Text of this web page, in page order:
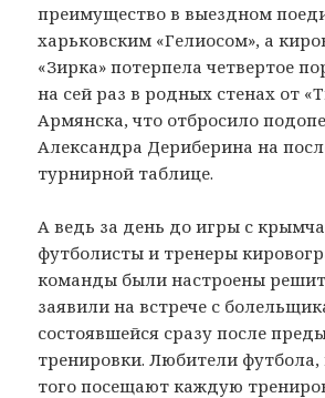
преимущество в выездном
харьковским «Гелиосом», а
«Зирка» потерпела четвертое
на сей раз в родных стенах от
Армянска, что отбросило
Александра Дериберина на
турнирной таблице.
А ведь за день до игры с
футболисты и тренеры
команды были настроены
заявили на встрече с
состоявшейся сразу после
тренировки. Любители футбола,
того посещают каждую